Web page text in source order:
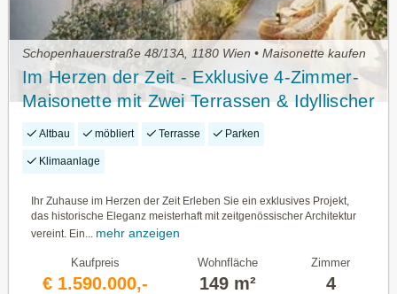
Schopenhauerstraße 48/13A, 1180 Wien • Maisonette kaufen
Im Herzen der Zeit - Exklusive 4-Zimmer-
Maisonette mit Zwei Terrassen & Idyllischer
Innenhoflage - Provisionsfrei
Altbau möbliert Terrasse Parken
Klimaanlage
Ihr Zuhause im Herzen der Zeit Erleben Sie ein exklusives Projekt,
das historische Eleganz meisterhaft mit zeitgenössischer Architektur
vereint. Ein... mehr anzeigen
Kaufpreis
€ 1.590.000,-
Wohnfläche
149 m²
Zimmer
4